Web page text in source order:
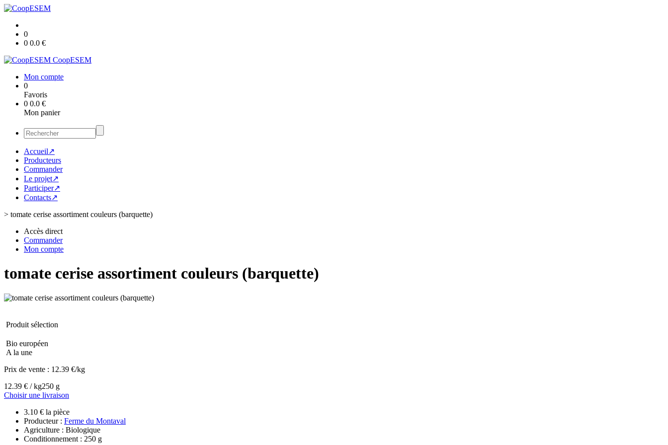
0
0 0.0 €
CoopESEM
Mon compte
0
Favoris
0 0.0 €
Mon panier
Accueil↗
Producteurs
Commander
Le projet↗
Participer↗
Contacts↗
> tomate cerise assortiment couleurs (barquette)
Accès direct
Commander
Mon compte
tomate cerise assortiment couleurs (barquette)
Produit sélection
Bio européen
A la une
Prix de vente : 12.39 €/kg
12.39 € / kg250 g
Choisir une livraison
3.10 € la pièce
Producteur : Ferme du Montaval
Agriculture : Biologique
Conditionnement : 250 g